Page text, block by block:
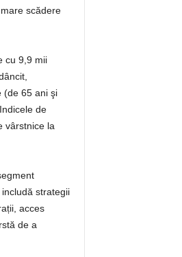
scădere
cu 9,9 mii
(de 65 ani şi
de
vârstnice la
strategii
acces
de a